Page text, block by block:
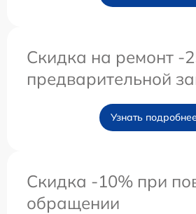
Скидка на ремонт -
предварительной
Узнать подробнее
Скидка -10% при
обращении